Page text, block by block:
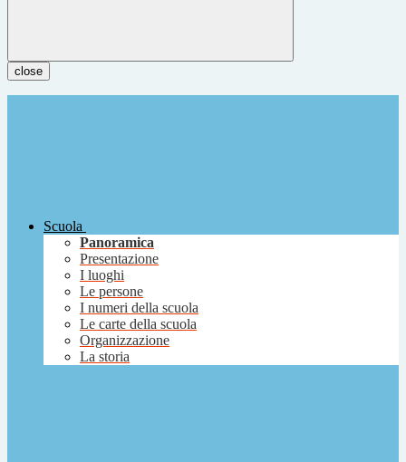
close
Scuola
Panoramica
Presentazione
I luoghi
Le persone
I numeri della scuola
Le carte della scuola
Organizzazione
La storia